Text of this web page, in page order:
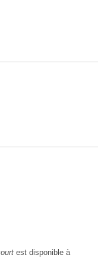
est disponible à